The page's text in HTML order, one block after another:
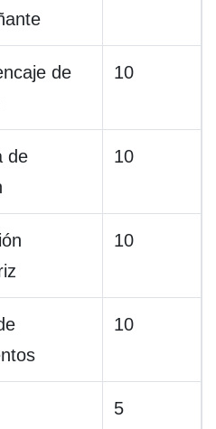
de
10
de
10
10
10
5